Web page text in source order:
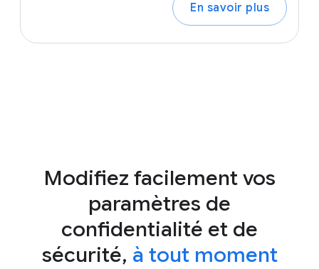
En savoir plus
Modifiez facilement vos
paramètres de
confidentialité et de
sécurité, à tout moment